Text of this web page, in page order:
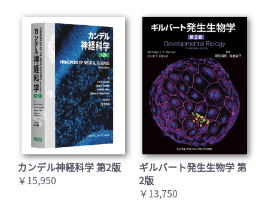
カンデル神経科学 第2版
￥15,950
ギルバート発生生物学 第
2版
￥13,750